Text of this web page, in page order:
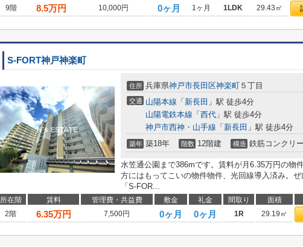
9階
8.5万円 10,000円 0ヶ月 1ヶ月 1LDK 29.43㎡
S-FORT神戸神楽町
住所 兵庫県神戸市長田区神楽町 ５丁目
交通 山陽本線 「 新長田 」駅 徒歩4分
山陽電鉄本線 「 西代 」駅 徒歩4分
神戸市西神・山手線 「 新長田 」駅 徒歩4分
築年 築18年 階数 12階建 構造 鉄筋コンクリ
水笠通公園まで386mです。賃料が月6.35万円の物
方にはもってこいの物件物件、光回線導入済み。ぜ
「S-FOR...
所在階 賃料 管理費・共益費 敷金 礼金 間取り 面積
2階
6.35万円 7,500円 0ヶ月 0ヶ月 1R 29.19㎡